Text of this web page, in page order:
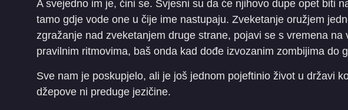
A svejedno im je, čini se. Svjesni su da će njihovo dupe opet biti
tamo gdje vode one u čije ime nastupaju. Zveketanje oružjem
zgražanje nad zveketanjem druge strane, pojavi se s vremena na
pravilnim ritmovima, baš onda kad dođe izvozanim zombijima do
Sve nam je poskupjelo, ali je još jednom pojeftinio život u državi
džepove ni preduge jezičine.